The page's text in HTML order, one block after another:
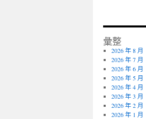
彙整
2026 年 8 月
2026 年 7 月
2026 年 6 月
2026 年 5 月
2026 年 4 月
2026 年 3 月
2026 年 2 月
2026 年 1 月